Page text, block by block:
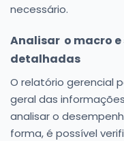
necessário.
Analisar o macro
detalhadas
O relatório gerencial
geral das
analisar o
forma, é possível